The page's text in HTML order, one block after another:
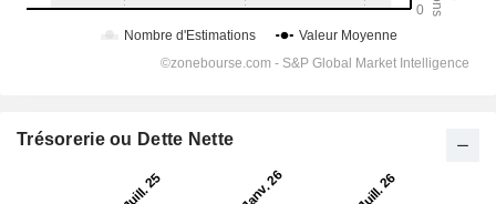
Trésorerie ou Dette Nette